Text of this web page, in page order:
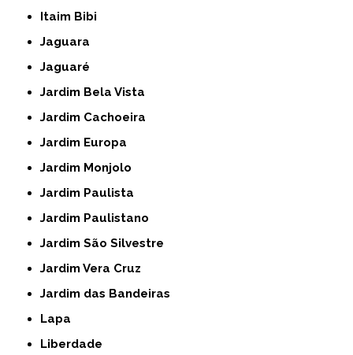
Itaim Bibi
Jaguara
Jaguaré
Jardim Bela Vista
Jardim Cachoeira
Jardim Europa
Jardim Monjolo
Jardim Paulista
Jardim Paulistano
Jardim São Silvestre
Jardim Vera Cruz
Jardim das Bandeiras
Lapa
Liberdade